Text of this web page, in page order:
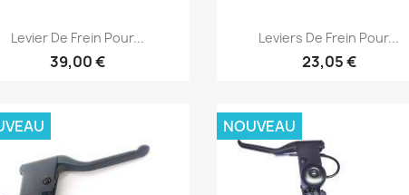
Aperçu rapide
Levier De Frein Pour...
39,00 €
Aperçu rapide
Leviers De Frein Pour...
23,05 €
NOUVEAU